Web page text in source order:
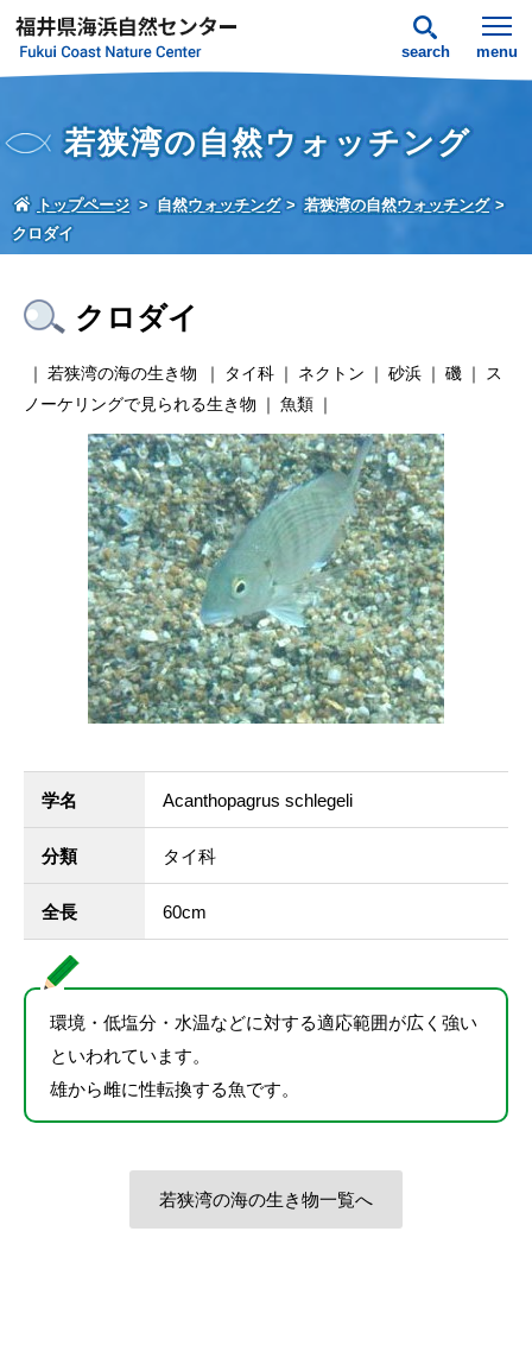
search menu
若狭湾の自然ウォッチング
トップページ 自然ウォッチング
若狭湾の自然ウォッチング
クロダイ
クロダイ
若狭湾の海の生き物 タイ科 ネクトン 砂浜 磯
ス
ノーケリングで見られる生き物
魚類
学名 Acanthopagrus schlegeli
分類 タイ科
全長 60cm
環境・低塩分・水温などに対する適応範囲が広く強い
といわれています。
雄から雌に性転換する魚です。
若狭湾の海の生き物一覧へ